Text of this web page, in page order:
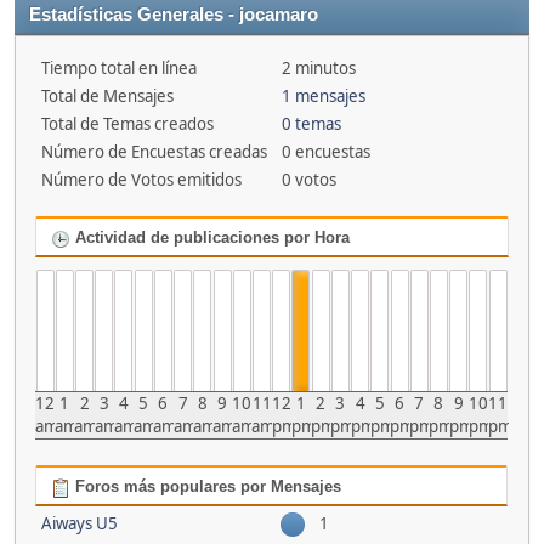
Estadísticas Generales - jocamaro
Tiempo total en línea
2 minutos
Total de Mensajes
1 mensajes
Total de Temas creados
0 temas
Número de Encuestas creadas
0 encuestas
Número de Votos emitidos
0 votos
Actividad de publicaciones por Hora
12
am
1
am
2
am
3
am
4
am
5
am
6
am
7
am
8
am
9
am
10
am
11
am
12
pm
1
pm
2
pm
3
pm
4
pm
5
pm
6
pm
7
pm
8
pm
9
pm
10
pm
11
pm
Foros más populares por Mensajes
Aiways U5 1